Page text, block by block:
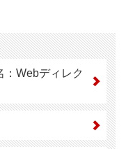
Webディレク